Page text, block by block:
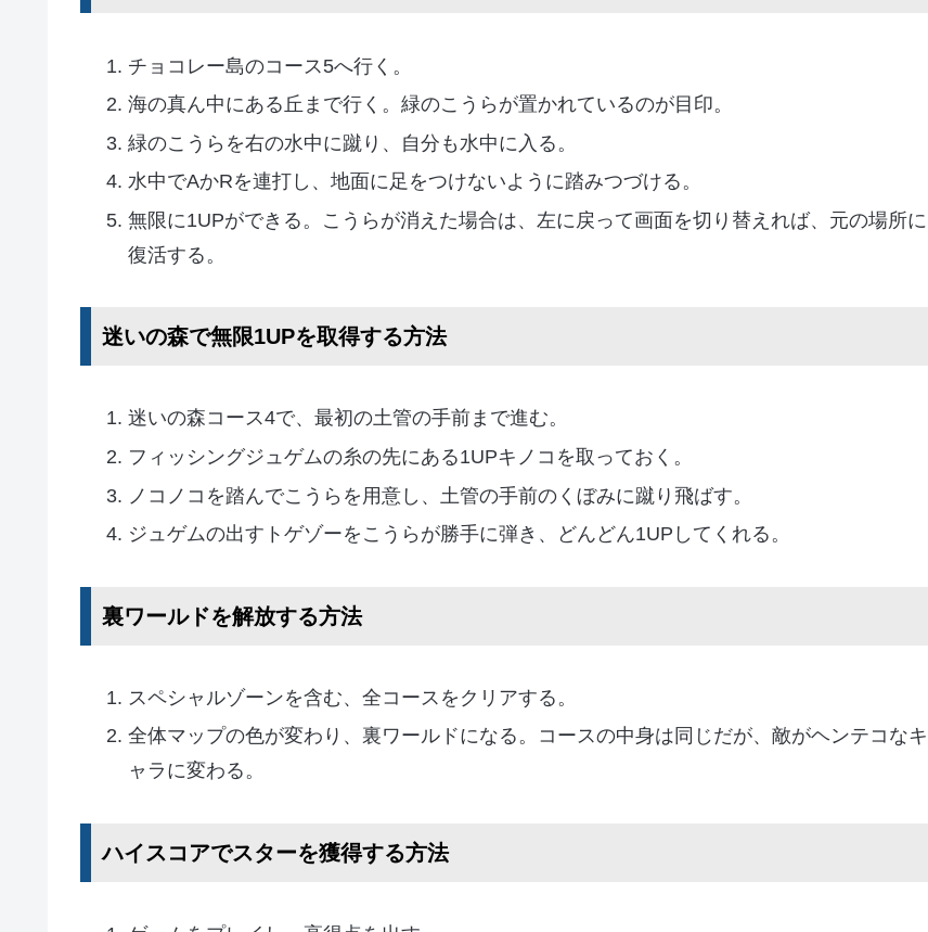
チョコレー島のコース5へ行く。
海の真ん中にある丘まで行く。緑のこうらが置かれているのが目印。
緑のこうらを右の水中に蹴り、自分も水中に入る。
水中でAかRを連打し、地面に足をつけないように踏みつづける。
無限に1UPができる。こうらが消えた場合は、左に戻って画面を切り替えれば、元の場所に
復活する。
迷いの森で無限1UPを取得する方法
迷いの森コース4で、最初の土管の手前まで進む。
フィッシングジュゲムの糸の先にある1UPキノコを取っておく。
ノコノコを踏んでこうらを用意し、土管の手前のくぼみに蹴り飛ばす。
ジュゲムの出すトゲゾーをこうらが勝手に弾き、どんどん1UPしてくれる。
裏ワールドを解放する方法
スペシャルゾーンを含む、全コースをクリアする。
全体マップの色が変わり、裏ワールドになる。コースの中身は同じだが、敵がヘンテコなキ
ャラに変わる。
ハイスコアでスターを獲得する方法